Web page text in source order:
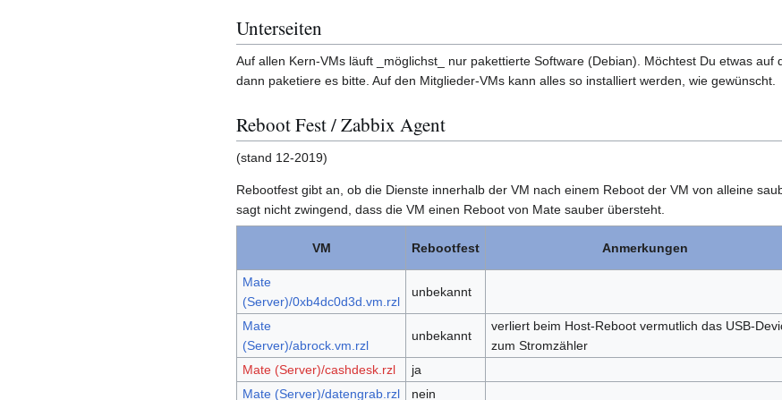
Unterseiten
Auf allen Kern-VMs läuft _möglichst_ nur pakettierte Software (Debian). Möchtest Du etwas auf
dann paketiere es bitte. Auf den Mitglieder-VMs kann alles so installiert werden, wie gewünscht.
Reboot Fest / Zabbix Agent
(stand 12-2019)
Rebootfest gibt an, ob die Dienste innerhalb der VM nach einem Reboot der VM von alleine
sagt nicht zwingend, dass die VM einen Reboot von Mate sauber übersteht.
VM Rebootfest Anmerkungen
Mate
(Server)/0xb4dc0d3d.vm.rzl
unbekannt
Mate
(Server)/abrock.vm.rzl
unbekannt
verliert beim Host-Reboot vermutlich das USB-
zum Stromzähler
Mate (Server)/cashdesk.rzl ja
Mate (Server)/datengrab.rzl
nein